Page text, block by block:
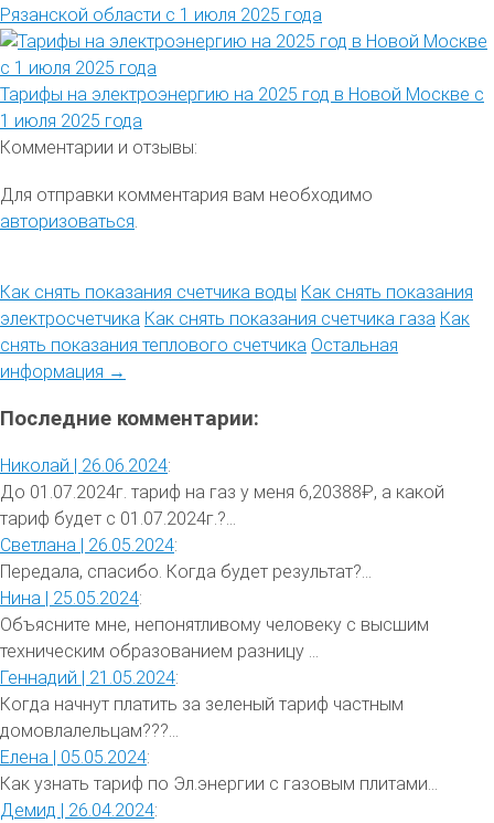
Рязанской области с 1 июля 2025 года
Тарифы на электроэнергию на 2025 год в Новой Москве с
1 июля 2025 года
Комментарии и отзывы:
Для отправки комментария вам необходимо
авторизоваться
Как снять показания счетчика воды Как снять показания
электросчетчика Как снять показания счетчика газа Как
снять показания теплового счетчика Остальная
информация →
Последние комментарии:
Николай | 26.06.2024:
До 01.07.2024г. тариф на газ у меня 6,20388₽, а какой
тариф будет с 01.07.2024г.?...
Светлана | 26.05.2024:
Передала, спасибо. Когда будет результат?...
Нина | 25.05.2024:
Объясните мне, непонятливому человеку с высшим
техническим образованием разницу ...
Геннадий | 21.05.2024:
Когда начнут платить за зеленый тариф частным
домовлалельцам???...
Елена | 05.05.2024:
Как узнать тариф по Эл.энергии с газовым плитами...
Демид | 26.04.2024: